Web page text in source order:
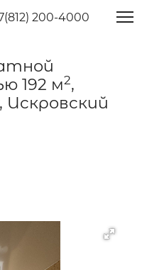
200-4000
192 м2,